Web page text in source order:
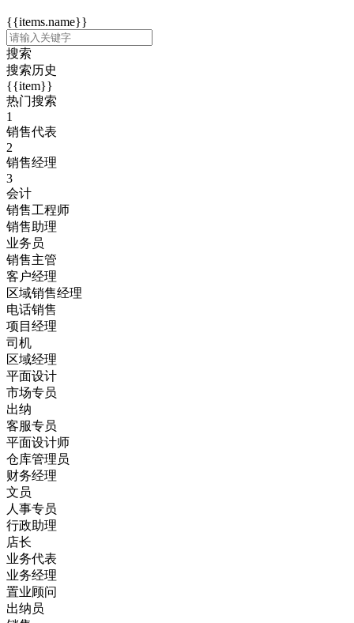
{{items.name}}
搜索
搜索历史
{{item}}
热门搜索
1
销售代表
2
销售经理
3
会计
销售工程师
销售助理
业务员
销售主管
客户经理
区域销售经理
电话销售
项目经理
司机
区域经理
平面设计
市场专员
出纳
客服专员
平面设计师
仓库管理员
财务经理
文员
人事专员
行政助理
店长
业务代表
业务经理
置业顾问
出纳员